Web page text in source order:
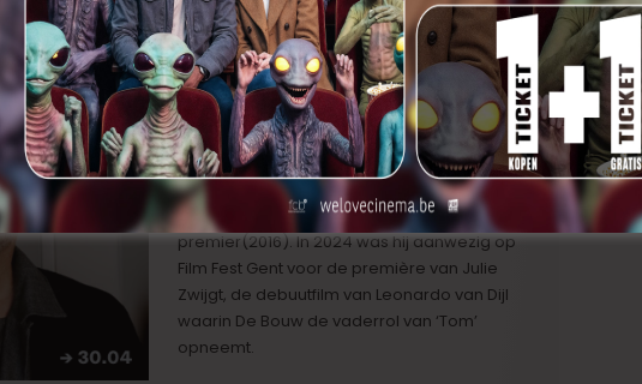
Koen De Bouw / 30.04
Koen De Bouw is een Belgische acteur die
zich waagt aan talloze rollen in theater-, film-
en televisieproducties, zowel nationaal als
internationaal. In ons land is hij vooral bekend
om de hoofdrollen die hij speelt in de films
van regisseur Erik van Looy: De zaak
Alzheimer (2003), Loft (2008) en De
premier(2016). In 2024 was hij aanwezig op
Film Fest Gent voor de première van Julie
Zwijgt, de debuutfilm van Leonardo van Dijl
waarin De Bouw de vaderrol van ‘Tom’
opneemt.